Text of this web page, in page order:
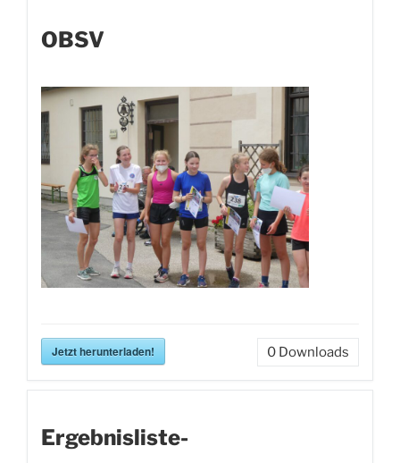
OBSV
Jetzt herunterladen! 0 Downloads
Ergebnisliste-